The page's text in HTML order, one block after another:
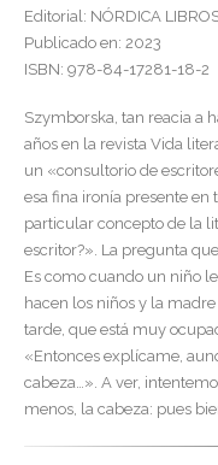
Editorial: NÓRDICA
Publicado en: 2023
ISBN: 978-84-17281-18-2
Szymborska, tan reacia a
años en la revista Vida
un «consultorio de
esa fina ironía presente en
particular concepto de la
escritor?». La pregunta
Es como cuando un niño
hacen los niños y la
tarde, que está muy
«Entonces explícame,
cabeza…». A ver,
menos, la cabeza: pues